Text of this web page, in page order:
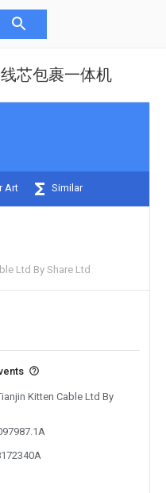
芯包裹一体机
Art Similar
Ltd By Share Ltd
Kitten Cable Ltd By